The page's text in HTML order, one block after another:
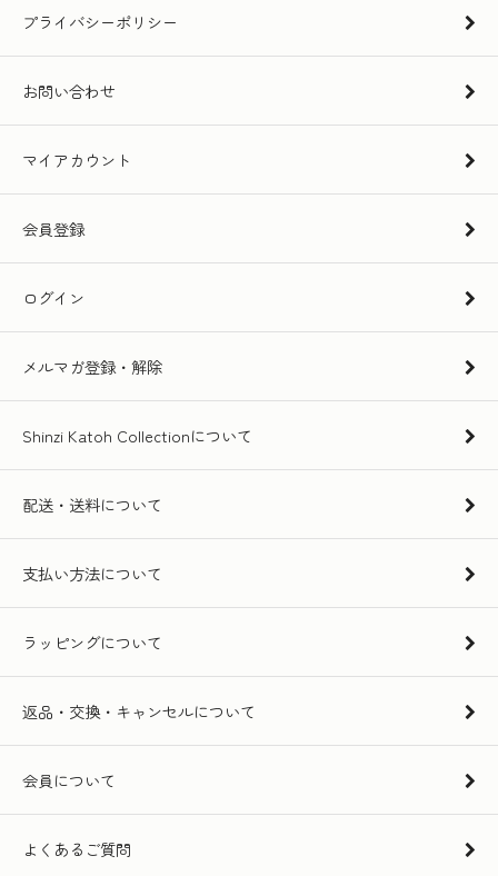
プライバシーポリシー
お問い合わせ
マイアカウント
会員登録
ログイン
メルマガ登録・解除
Shinzi Katoh Collectionについて
配送・送料について
支払い方法について
ラッピングについて
返品・交換・キャンセルについて
会員について
よくあるご質問